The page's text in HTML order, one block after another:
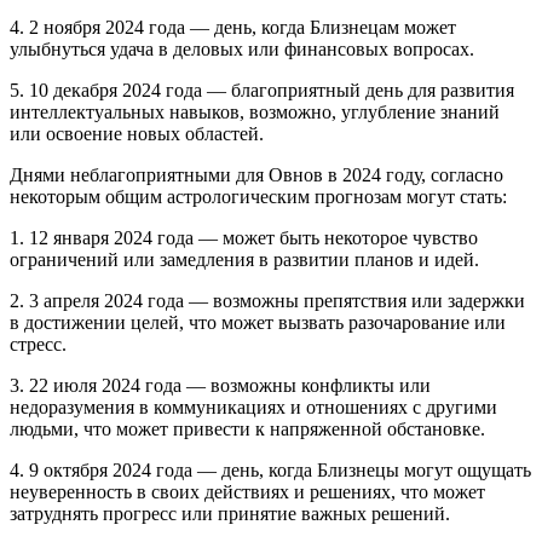
4. 2 ноября 2024 года — день, когда Близнецам может
улыбнуться удача в деловых или финансовых вопросах.
5. 10 декабря 2024 года — благоприятный день для развития
интеллектуальных навыков, возможно, углубление знаний
или освоение новых областей.
Днями неблагоприятными для Овнов в 2024 году, согласно
некоторым общим астрологическим прогнозам могут стать:
1. 12 января 2024 года — может быть некоторое чувство
ограничений или замедления в развитии планов и идей.
2. 3 апреля 2024 года — возможны препятствия или задержки
в достижении целей, что может вызвать разочарование или
стресс.
3. 22 июля 2024 года — возможны конфликты или
недоразумения в коммуникациях и отношениях с другими
людьми, что может привести к напряженной обстановке.
4. 9 октября 2024 года — день, когда Близнецы могут ощущать
неуверенность в своих действиях и решениях, что может
затруднять прогресс или принятие важных решений.